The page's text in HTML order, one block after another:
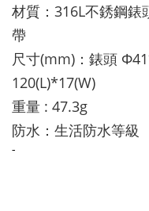
材質： 316L不銹鋼錶
帶
尺寸(mm)：錶頭 Φ
120(L)*17(W)
重量 : 47.3g
防水：生活防水等級
-